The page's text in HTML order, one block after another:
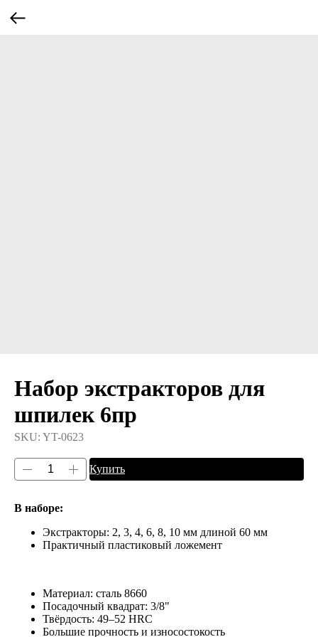
Набор экстракторов для
шпилек 6пр
SKU: YT-0623
Купить
В наборе:
Экстракторы: 2, 3, 4, 6, 8, 10 мм длиной 60 мм
Практичный пластиковый ложемент
Материал: сталь 8660
Посадочный квадрат: 3/8"
Твёрдость: 49–52 HRC
Большие прочность и износостокость